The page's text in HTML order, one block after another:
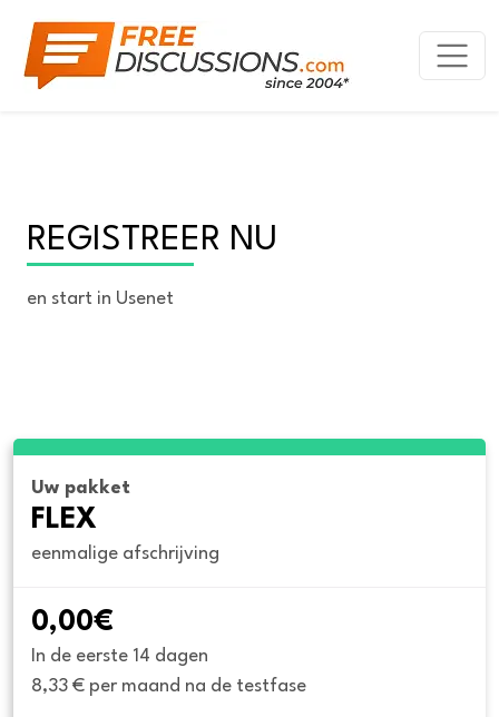
REGISTREER NU
en start in Usenet
Uw pakket
FLEX
eenmalige afschrijving
0,00€
In de eerste 14 dagen
8,33 € per maand na de testfase